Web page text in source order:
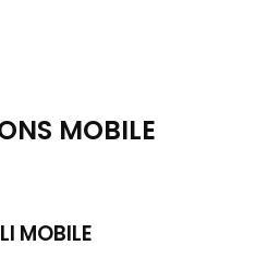
MOBILE
MOBILE